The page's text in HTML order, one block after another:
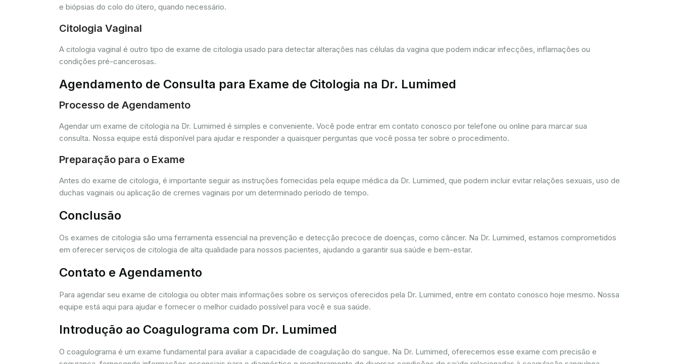
e biópsias do colo do útero, quando necessário.
Citologia Vaginal
A citologia vaginal é outro tipo de exame de citologia usado para detectar alterações nas células da vagina que podem indicar infecções, inflamações ou
condições pré-cancerosas.
Agendamento de Consulta para Exame de Citologia na Dr. Lumimed
Processo de Agendamento
Agendar um exame de citologia na Dr. Lumimed é simples e conveniente. Você pode entrar em contato conosco por telefone ou online para marcar sua
consulta. Nossa equipe está disponível para ajudar e responder a quaisquer perguntas que você possa ter sobre o procedimento.
Preparação para o Exame
Antes do exame de citologia, é importante seguir as instruções fornecidas pela equipe médica da Dr. Lumimed, que podem incluir evitar relações sexuais, uso de
duchas vaginais ou aplicação de cremes vaginais por um determinado período de tempo.
Conclusão
Os exames de citologia são uma ferramenta essencial na prevenção e detecção precoce de doenças, como câncer. Na Dr. Lumimed, estamos comprometidos
em oferecer serviços de citologia de alta qualidade para nossos pacientes, ajudando a garantir sua saúde e bem-estar.
Contato e Agendamento
Para agendar seu exame de citologia ou obter mais informações sobre os serviços oferecidos pela Dr. Lumimed, entre em contato conosco hoje mesmo. Nossa
equipe está aqui para ajudar e fornecer o melhor cuidado possível para você e sua saúde.
Introdução ao Coagulograma com Dr. Lumimed
O coagulograma é um exame fundamental para avaliar a capacidade de coagulação do sangue. Na Dr. Lumimed, oferecemos esse exame com precisão e